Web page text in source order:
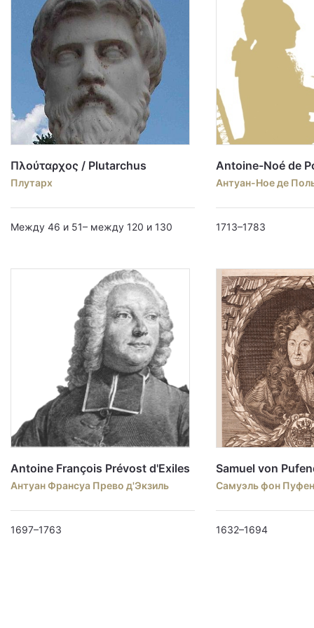
Πλούταρχος / Plutarchus
Плутарх
Между 46 и 51– между 120 и 130
Antoine-Noé de
Антуан-Ное де
1713–1783
Antoine François Prévost d'Exiles
Антуан Франсуа Прево д'Экзиль
1697–1763
Samuel von
Самуэль фон
1632–1694